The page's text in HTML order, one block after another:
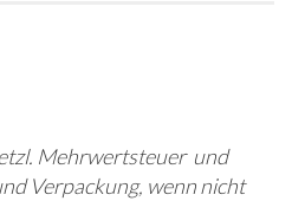
Mehrwertsteuer und
Verpackung, wenn nicht